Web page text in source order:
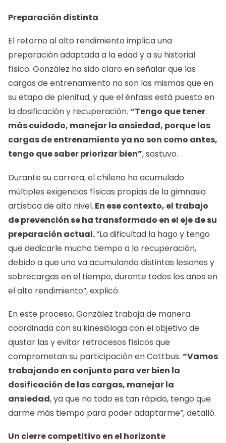
Preparación distinta
El retorno al alto rendimiento implica una
preparación adaptada a la edad y a su historial
físico. González ha sido claro en señalar que las
cargas de entrenamiento no son las mismas que en
su etapa de plenitud, y que el énfasis está puesto en
la dosificación y recuperación. “Tengo que tener
más cuidado, manejar la ansiedad, porque las
cargas de entrenamiento ya no son como antes,
tengo que saber priorizar bien”, sostuvo.
Durante su carrera, el chileno ha acumulado
múltiples exigencias físicas propias de la gimnasia
artística de alto nivel. En ese contexto, el trabajo
de prevención se ha transformado en el eje de su
preparación actual.“La dificultad la hago y tengo
que dedicarle mucho tiempo a la recuperación,
debido a que uno va acumulando distintas lesiones y
sobrecargas en el tiempo, durante todos los años en
el alto rendimiento”, explicó.
En este proceso, González trabaja de manera
coordinada con su kinesióloga con el objetivo de
ajustar las y evitar retrocesos físicos que
comprometan su participación en Cottbus. “Vamos
trabajando en conjunto para ver bien la
dosificación de las cargas, manejar la
ansiedad, ya que no todo es tan rápido, tengo que
darme más tiempo para poder adaptarme”, detalló.
Un cierre competitivo en el horizonte